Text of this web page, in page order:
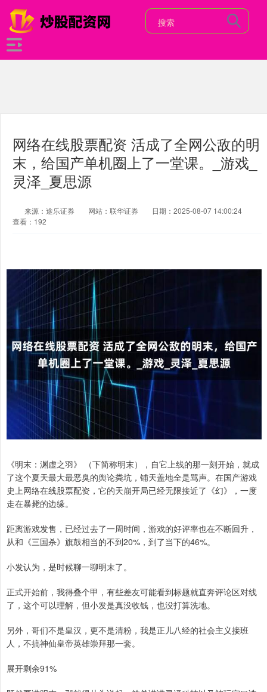
网络在线股票配资 活成了全网公敌的明
末，给国产单机圈上了一堂课。_游戏_
灵泽_夏思源
来源：途乐证券 网站：联华证券
日期：2025-08-07 14:00:24
查看：192
《明末：渊虚之羽》 （下简称明末），自它上线的那一刻开始，就成
了这个夏天最大最恶臭的舆论粪坑，铺天盖地全是骂声。在国产游戏
史上网络在线股票配资，它的天崩开局已经无限接近了《幻》，一度
走在暴毙的边缘。
距离游戏发售，已经过去了一周时间，游戏的好评率也在不断回升，
从和《三国杀》旗鼓相当的不到20%，到了当下的46%。
小发认为，是时候聊一聊明末了。
正式开始前，我得叠个甲，有些差友可能看到标题就直奔评论区对线
了，这个可以理解，但小发是真没收钱，也没打算洗地。
另外，哥们不是皇汉，更不是清粉，我是正儿八经的社会主义接班
人，不搞神仙皇帝英雄崇拜那一套。
展开剩余91%